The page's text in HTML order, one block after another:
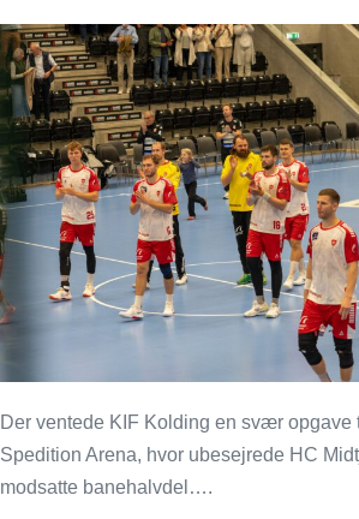
KIF
Kolding
måtte
sig
slået
Herning
Der ventede KIF Kolding en svær opgave
Spedition Arena, hvor ubesejrede HC
modsatte banehalvdel….